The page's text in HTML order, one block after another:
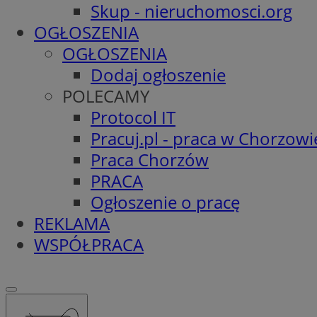
Skup - nieruchomosci.org
OGŁOSZENIA
OGŁOSZENIA
Dodaj ogłoszenie
POLECAMY
Protocol IT
Pracuj.pl - praca w
Praca Chorzów
PRACA
Ogłoszenie o pracę
REKLAMA
WSPÓŁPRACA